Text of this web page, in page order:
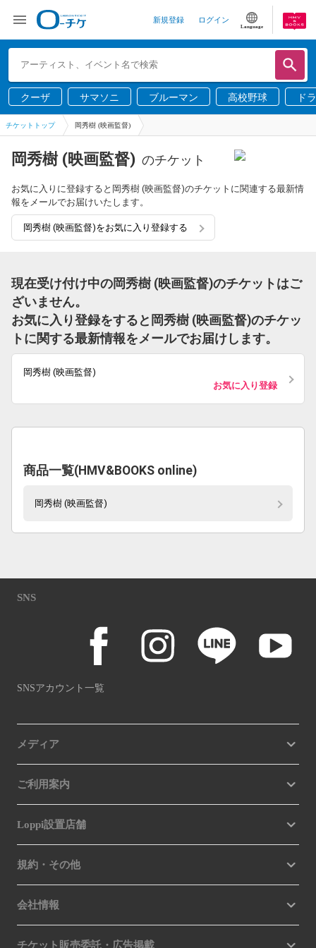
新規登録 ログイン
Language
クーザ サマソニ ブルーマン 高校野球 ド
チケットトップ 岡秀樹 (映画監督)
岡秀樹 (映画監督) のチケット
お気に入りに登録すると岡秀樹 (映画監督)のチケットに関連する最新情
報をメールでお届けいたします。
岡秀樹 (映画監督)をお気に入り登録する
現在受け付け中の岡秀樹 (映画監督)のチケットはご
ざいません。
お気に入り登録をすると岡秀樹 (映画監督)のチケッ
トに関する最新情報をメールでお届けします。
岡秀樹 (映画監督)
お気に入り登録
商品一覧(HMV&BOOKS online)
岡秀樹 (映画監督)
SNS
SNSアカウント一覧
メディア
ご利用案内
Loppi設置店舗
規約・その他
会社情報
チケット販売委託・広告掲載